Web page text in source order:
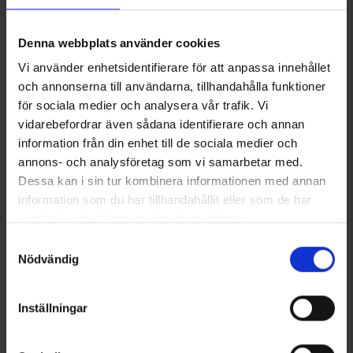
Denna webbplats använder cookies
Vi använder enhetsidentifierare för att anpassa innehållet
och annonserna till användarna, tillhandahålla funktioner
för sociala medier och analysera vår trafik. Vi
vidarebefordrar även sådana identifierare och annan
information från din enhet till de sociala medier och
annons- och analysföretag som vi samarbetar med.
Dessa kan i sin tur kombinera informationen med annan
information som du har tillhandahållit eller som de har
Nödvändig
Inställningar
Olitpa sitten metsästämässä tai tarvitset vain lisäsuojaa talven
tuulia vastaan, tämä huppu on fiksu valinta
ulkoaktiviteetteihisi.
Näytä lisää
Tekniset tiedot
Saatat myös tarvita